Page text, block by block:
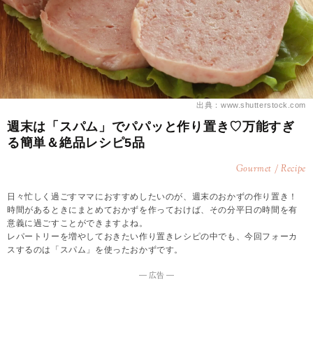
出典：www.shutterstock.com
週末は「スパム」でパパッと作り置き♡万能すぎ
る簡単＆絶品レシピ5品
Gourmet / Recipe
日々忙しく過ごすママにおすすめしたいのが、週末のおかずの作り置き！
時間があるときにまとめておかずを作っておけば、その分平日の時間を有
意義に過ごすことができますよね。
レパートリーを増やしておきたい作り置きレシピの中でも、今回フォーカ
スするのは「スパム」を使ったおかずです。
― 広告 ―